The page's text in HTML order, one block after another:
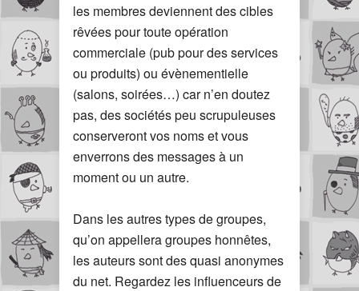
les membres deviennent des cibles
rêvées pour toute opération
commerciale (pub pour des services
ou produits) ou évènementielle
(salons, soirées…) car n’en doutez
pas, des sociétés peu scrupuleuses
conserveront vos noms et vous
enverrons des messages à un
moment ou un autre.
Dans les autres types de groupes,
qu’on appellera groupes honnêtes,
les auteurs sont des quasi anonymes
du net. Regardez les influenceurs de